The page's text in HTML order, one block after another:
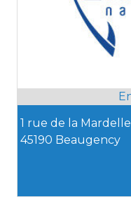
1 rue de la Mardelle
45190 Beaugency